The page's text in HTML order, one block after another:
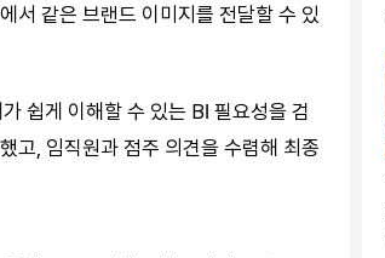
서 같은 브랜드 이미지를 전달할 수 있
쉽게 이해할 수 있는 BI 필요성을 검
고, 임직원과 점주 의견을 수렴해 최종